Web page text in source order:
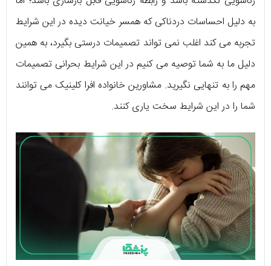
به دلیل احساسات دردناکی که همسر خیانت دیده در این شرایط
تجربه می کند اغلب نمی تواند تصمیمات درستی بگیرد، به همین
دلیل ما به شما توصیه می کنیم در این شرایط بحرانی تصمیمات
مهم را به تنهایی نگیرید. مشاورین خانواده افرا کلینیک می توانند
شما را در این شرایط سخت یاری کنند.